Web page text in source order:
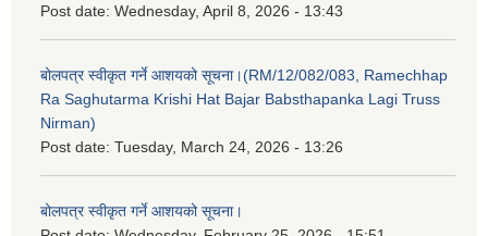
Post date: Wednesday, April 8, 2026 - 13:43
बोलपत्र स्वीकृत गर्ने आशयको सूचना।(RM/12/082/083, Ramechhap
Ra Saghutarma Krishi Hat Bajar Babsthapanka Lagi Truss
Nirman)
Post date: Tuesday, March 24, 2026 - 13:26
बोलपत्र स्वीकृत गर्ने आशयको सूचना।